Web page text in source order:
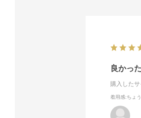
良かった
購入した
着用感:ちょ